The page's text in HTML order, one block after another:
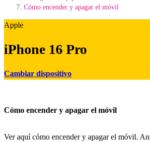
Cómo encender y apagar el móvil
Apple
iPhone 16 Pro
Cambiar dispositivo
Cómo encender y apagar el móvil
Ver aquí cómo encender y apagar el móvil.